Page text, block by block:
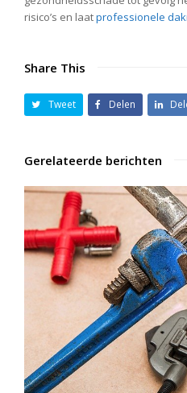
risico’s en laatprofessionele
Share This
Tweet Delen
Gerelateerde berichten